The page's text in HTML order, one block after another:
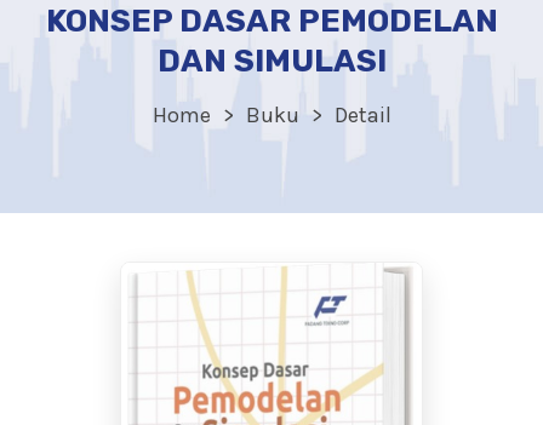
KONSEP DASAR PEMODELAN
DAN SIMULASI
Home Buku Detail